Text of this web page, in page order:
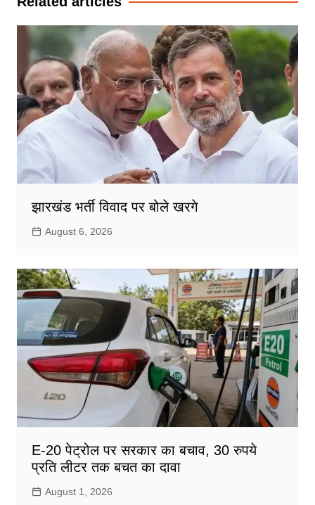
झारखंड भर्ती विवाद पर बोले खरगे
August 6, 2026
E-20 पेट्रोल पर सरकार का बचाव, 30 रुपये
प्रति लीटर तक बचत का दावा
August 1, 2026